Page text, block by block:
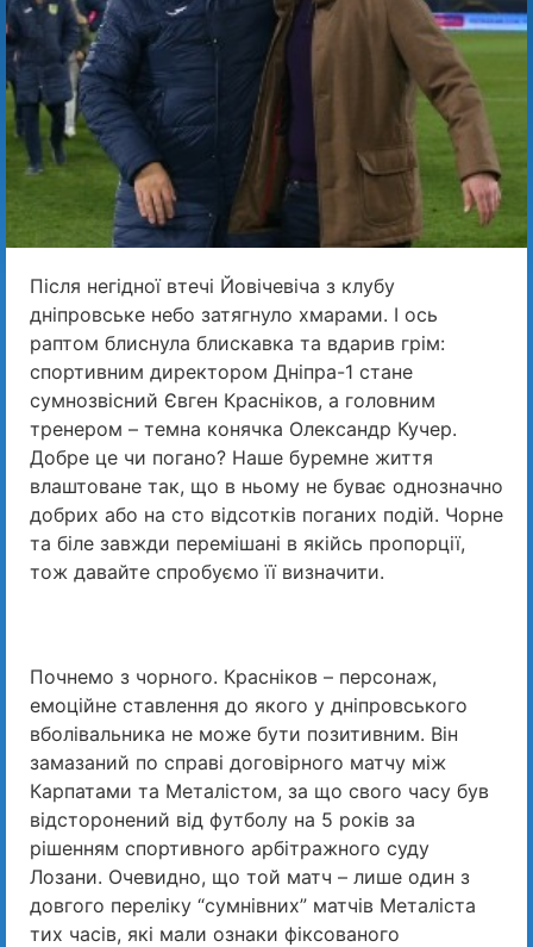
Після негідної втечі Йовічевіча з клубу
дніпровське небо затягнуло хмарами. І ось
раптом блиснула блискавка та вдарив грім:
спортивним директором Дніпра-1 стане
сумнозвісний Євген Красніков, а головним
тренером – темна конячка Олександр Кучер.
Добре це чи погано? Наше буремне життя
влаштоване так, що в ньому не буває однозначно
добрих або на сто відсотків поганих подій. Чорне
та біле завжди перемішані в якійсь пропорції,
тож давайте спробуємо її визначити.
Почнемо з чорного. Красніков – персонаж,
емоційне ставлення до якого у дніпровського
вболівальника не може бути позитивним. Він
замазаний по справі договірного матчу між
Карпатами та Металістом, за що свого часу був
відсторонений від футболу на 5 років за
рішенням спортивного арбітражного суду
Лозани. Очевидно, що той матч – лише один з
довгого переліку “сумнівних” матчів Металіста
тих часів, які мали ознаки фіксованого